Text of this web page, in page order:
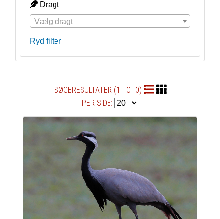
Dragt
Vælg dragt
Ryd filter
SØGERESULTATER (1 FOTO)
PER SIDE: